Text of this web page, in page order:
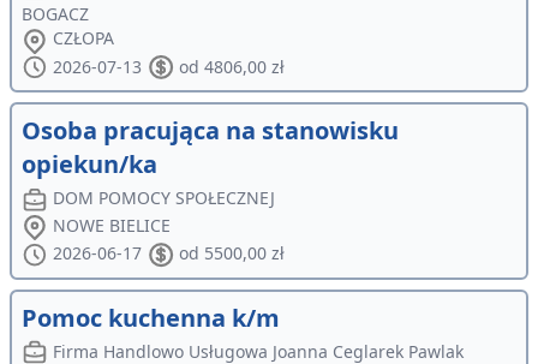
BOGACZ
CZŁOPA
2026-07-13
od 4806,00 zł
Osoba pracująca na stanowisku
opiekun/ka
DOM POMOCY SPOŁECZNEJ
NOWE BIELICE
2026-06-17
od 5500,00 zł
Pomoc kuchenna k/m
Firma Handlowo Usługowa Joanna Ceglarek Pawlak